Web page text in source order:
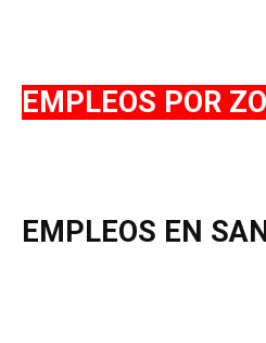
EMPLEOS POR
EMPLEOS EN